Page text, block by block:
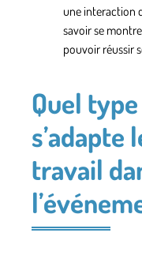
une interaction
savoir se
pouvoir réussir
Quel
s’adapte
travail